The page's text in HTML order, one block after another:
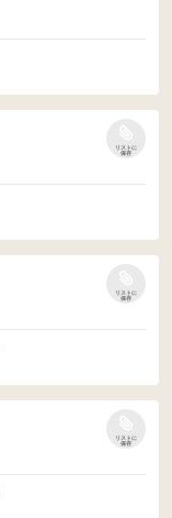
リストに
保存
リストに
保存
リストに
保存